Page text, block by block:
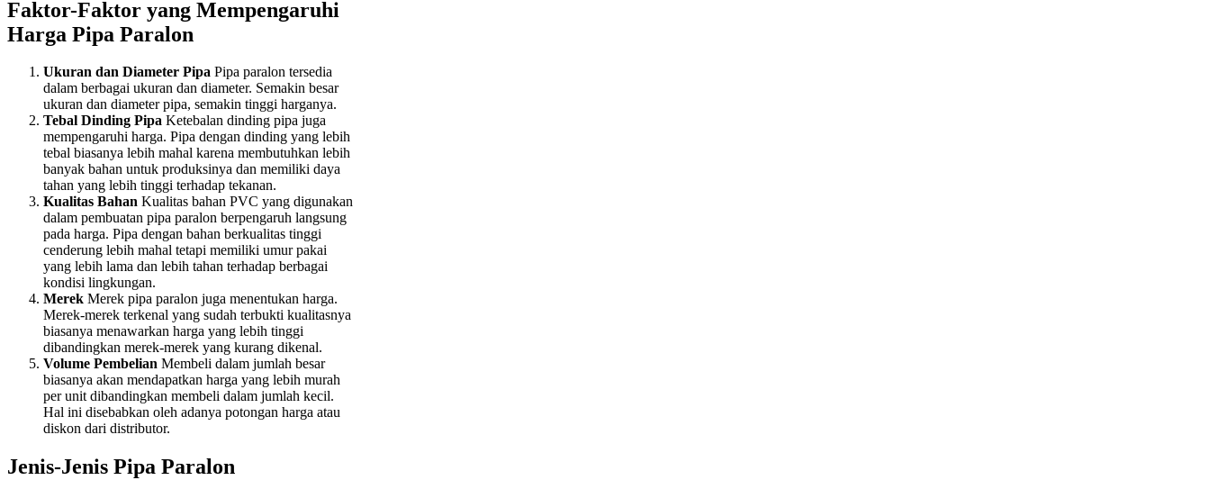
Faktor-Faktor yang Mempengaruhi
Harga Pipa Paralon
Ukuran dan Diameter Pipa Pipa paralon tersedia
dalam berbagai ukuran dan diameter. Semakin besar
ukuran dan diameter pipa, semakin tinggi harganya.
Tebal Dinding Pipa Ketebalan dinding pipa juga
mempengaruhi harga. Pipa dengan dinding yang lebih
tebal biasanya lebih mahal karena membutuhkan lebih
banyak bahan untuk produksinya dan memiliki daya
tahan yang lebih tinggi terhadap tekanan.
Kualitas Bahan Kualitas bahan PVC yang digunakan
dalam pembuatan pipa paralon berpengaruh langsung
pada harga. Pipa dengan bahan berkualitas tinggi
cenderung lebih mahal tetapi memiliki umur pakai
yang lebih lama dan lebih tahan terhadap berbagai
kondisi lingkungan.
Merek Merek pipa paralon juga menentukan harga.
Merek-merek terkenal yang sudah terbukti kualitasnya
biasanya menawarkan harga yang lebih tinggi
dibandingkan merek-merek yang kurang dikenal.
Volume Pembelian Membeli dalam jumlah besar
biasanya akan mendapatkan harga yang lebih murah
per unit dibandingkan membeli dalam jumlah kecil.
Hal ini disebabkan oleh adanya potongan harga atau
diskon dari distributor.
Jenis-Jenis Pipa Paralon